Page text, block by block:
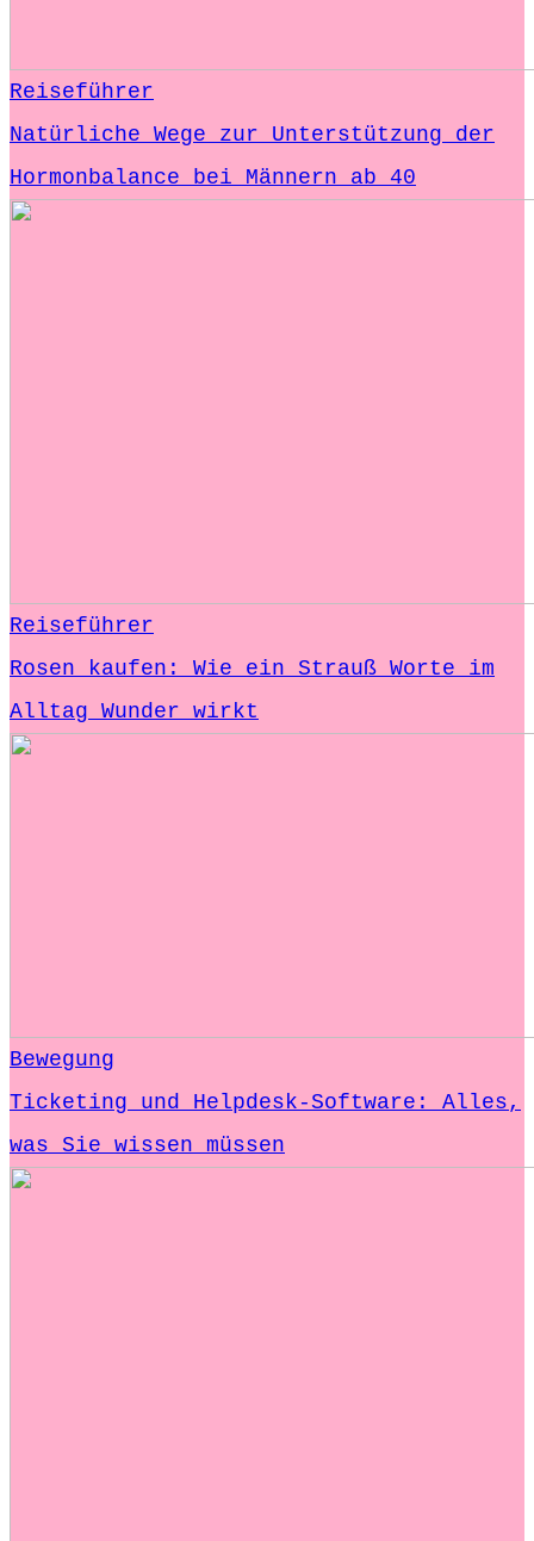
Reiseführer
Natürliche Wege zur Unterstützung der
Hormonbalance bei Männern ab 40
Reiseführer
Rosen kaufen: Wie ein Strauß Worte im
Alltag Wunder wirkt
Bewegung
Ticketing und Helpdesk-Software: Alles,
was Sie wissen müssen